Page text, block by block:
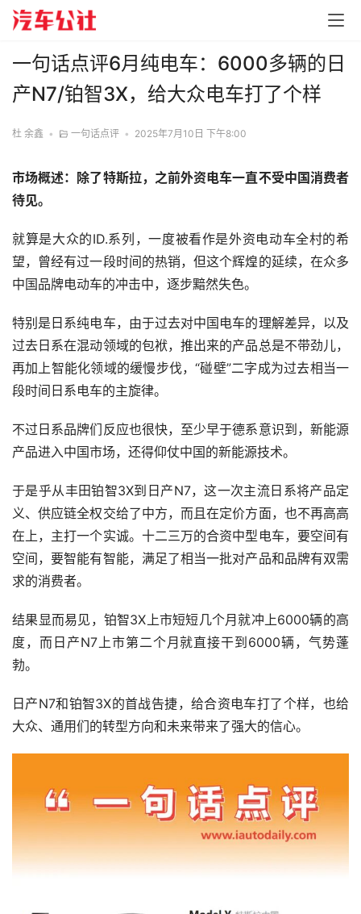
一句话点评6月纯电车：6000多辆的日
产N7/铂智3X，给大众电车打了个样
杜 余鑫 • 一句话点评 • 2025年7月10日 下午8:00
市场概述：除了特斯拉，之前外资电车一直不受中国消费者
待见。
就算是大众的ID.系列，一度被看作是外资电动车全村的希
望，曾经有过一段时间的热销，但这个辉煌的延续，在众多
中国品牌电动车的冲击中，逐步黯然失色。
特别是日系纯电车，由于过去对中国电车的理解差异，以及
过去日系在混动领域的包袱，推出来的产品总是不带劲儿，
再加上智能化领域的缓慢步伐，“碰壁”二字成为过去相当一
段时间日系电车的主旋律。
不过日系品牌们反应也很快，至少早于德系意识到，新能源
产品进入中国市场，还得仰仗中国的新能源技术。
于是乎从丰田铂智3X到日产N7，这一次主流日系将产品定
义、供应链全权交给了中方，而且在定价方面，也不再高高
在上，主打一个实诚。十二三万的合资中型电车，要空间有
空间，要智能有智能，满足了相当一批对产品和品牌有双需
求的消费者。
结果显而易见，铂智3X上市短短几个月就冲上6000辆的高
度，而日产N7上市第二个月就直接干到6000辆，气势蓬
勃。
日产N7和铂智3X的首战告捷，给合资电车打了个样，也给
大众、通用们的转型方向和未来带来了强大的信心。